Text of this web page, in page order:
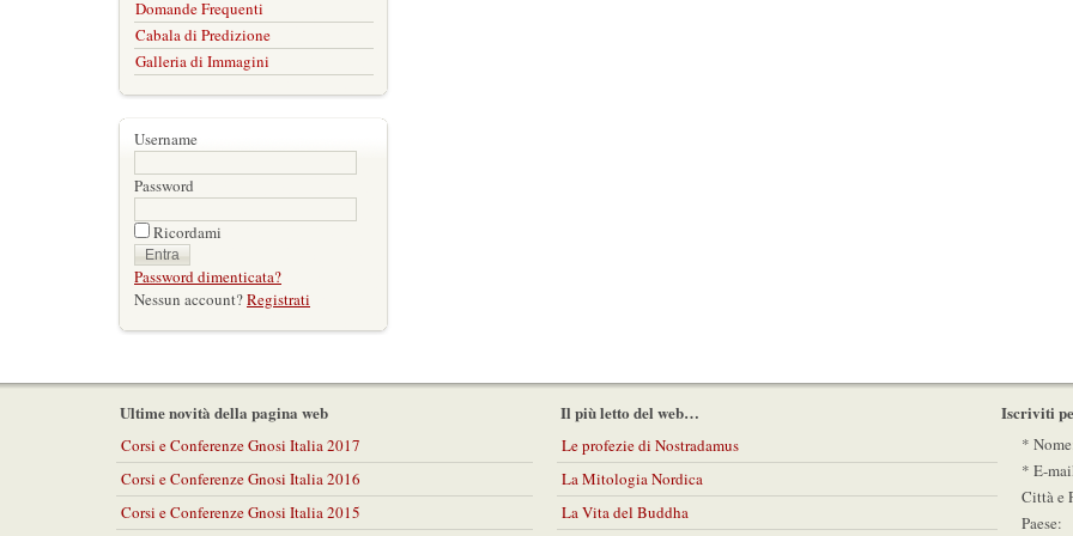
Domande Frequenti
Cabala di Predizione
Galleria di Immagini
Username
Password
Ricordami
Password dimenticata?
Nessun account?Registrati
Ultime novità della pagina web
Corsi e Conferenze Gnosi Italia 2017
Corsi e Conferenze Gnosi Italia 2016
Corsi e Conferenze Gnosi Italia 2015
Il più letto del web…
Le profezie di Nostradamus
La Mitologia Nordica
La Vita del Buddha
Iscriviti
*
* E-
Città e
Paese: